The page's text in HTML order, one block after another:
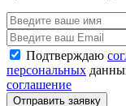
Подтверждаю
персональных
соглашение
Отправить заявку